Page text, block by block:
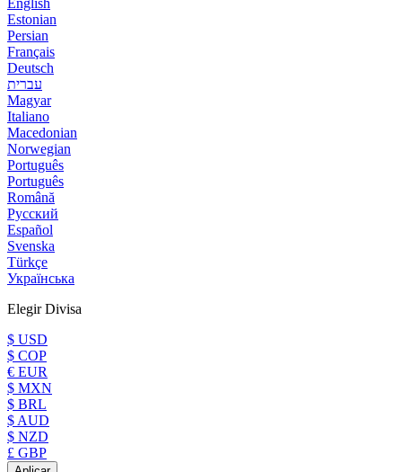
Estonian
Persian
Français
Deutsch
עברית
Magyar
Italiano
Macedonian
Norwegian
Português
Português
Română
Русский
Español
Svenska
Türkçe
Українська
Elegir Divisa
$ USD
$ COP
€ EUR
$ MXN
$ BRL
$ AUD
$ NZD
£ GBP